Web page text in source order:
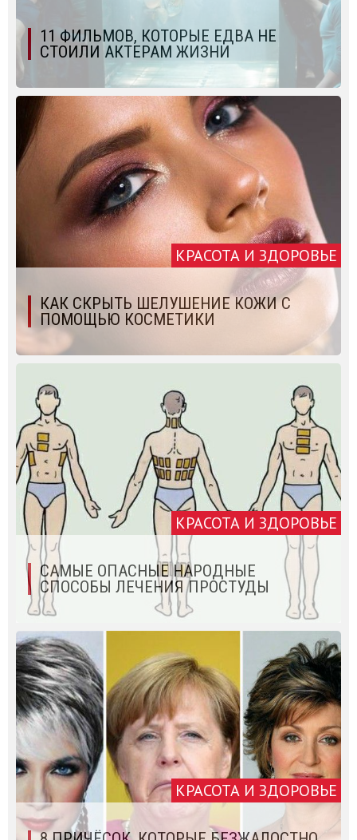
11 ФИЛЬМОВ, КОТОРЫЕ ЕДВА НЕ
СТОИЛИ АКТЕРАМ ЖИЗНИ
КРАСОТА И ЗДОРОВЬЕ
КАК СКРЫТЬ ШЕЛУШЕНИЕ КОЖИ С
ПОМОЩЬЮ КОСМЕТИКИ
КРАСОТА И ЗДОРОВЬЕ
САМЫЕ ОПАСНЫЕ НАРОДНЫЕ
СПОСОБЫ ЛЕЧЕНИЯ ПРОСТУДЫ
КРАСОТА И ЗДОРОВЬЕ